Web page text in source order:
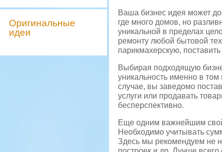
Оригинальные
идеи
Ваша бизнес идея может
где много домов, но
уникальной в пределах
ремонту любой бытовой
парикмахерскую,
Выбирая подходящую
уникальность именно в
случае, вы заведомо
услуги или продавать
бесперспективно.
Еще одним важнейшим
Необходимо учитывать
Здесь мы рекомендуем не